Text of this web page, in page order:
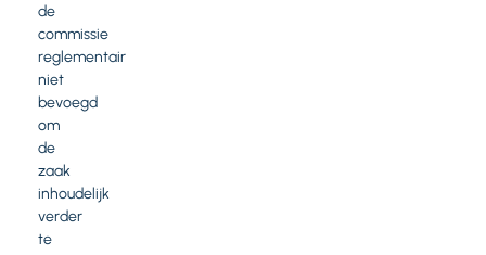
de
commissie
reglementair
niet
bevoegd
om
de
zaak
inhoudelijk
verder
te